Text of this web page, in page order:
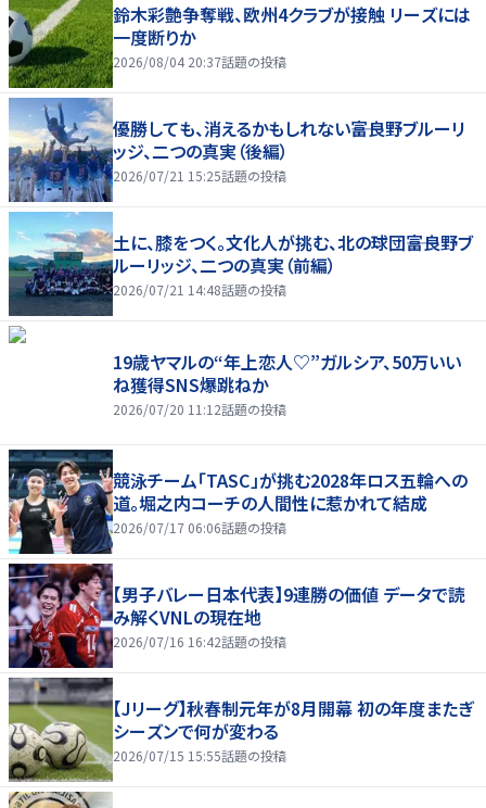
鈴木彩艶争奪戦、欧州4クラブが接触 リーズには
一度断りか
2026/08/04 20:37話題の投稿
優勝しても、消えるかもしれない――富良野ブルーリ
ッジ、二つの真実（後編）
2026/07/21 15:25話題の投稿
土に、膝をつく。文化人が挑む、北の球団――富良野ブ
ルーリッジ、二つの真実（前編）
2026/07/21 14:48話題の投稿
19歳ヤマルの“年上恋人♡”ガルシア、50万いい
ね獲得SNS爆跳ねか
2026/07/20 11:12話題の投稿
競泳チーム「TASC」が挑む2028年ロス五輪への
道。堀之内コーチの人間性に惹かれて結成
2026/07/17 06:06話題の投稿
【男子バレー日本代表】9連勝の価値 データで読
み解くVNLの現在地
2026/07/16 16:42話題の投稿
【Jリーグ】秋春制元年が8月開幕 初の年度またぎ
シーズンで何が変わる
2026/07/15 15:55話題の投稿